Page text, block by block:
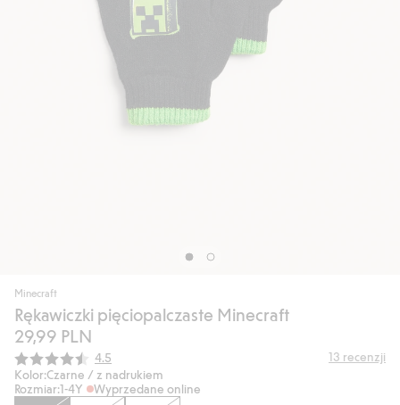
Minecraft
Rękawiczki pięciopalczaste Minecraft
29,99 PLN
Średnia ocena:
4.5 13 recenzji
Kolor:Czarne / z nadrukiem
Rozmiar:1-4Y Wyprzedane online